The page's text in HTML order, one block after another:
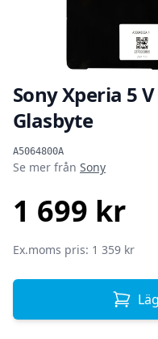
Sony Xperia 5
Glasbyte
A5064800A
Produktinformation
Se mer från Sony
1 699 kr
Ex.moms pris: 1 359 kr